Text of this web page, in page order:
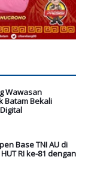
Wawasan
Batam Bekali
Base TNI AU di
RI ke-81 dengan